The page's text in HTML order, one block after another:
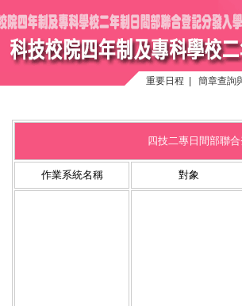
重要日程 簡章查詢
四技二專日間部聯
作業系統名稱 對象